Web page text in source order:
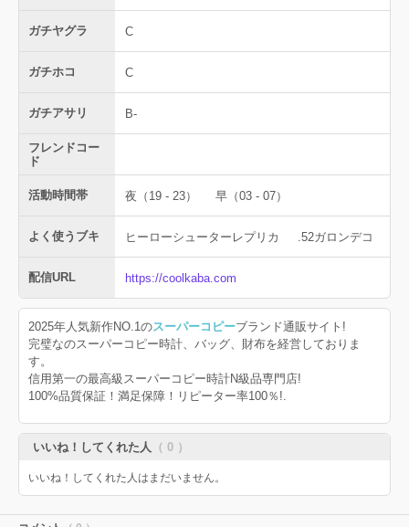
ガチヤグラ C
ガチホコ C
ガチアサリ B-
フレンドコー
ド
活動時間帯 夜（19 - 23） 早（03 - 07）
よく使うブキ ヒーローシューターレプリカ .52ガロンデコ
配信URL https://coolkaba.com
2025年人気新作NO.1のスーパーコピーブランド通販サイト!
完璧なのスーパーコピー時計、バッグ、財布を経営しておりま
す。
信用第一の最高級スーパーコピー時計N級品専門店!
100%品質保証！満足保障！リピーター率100％!.
いいね！してくれた人 （ 0 ）
いいね！してくれた人はまだいません。